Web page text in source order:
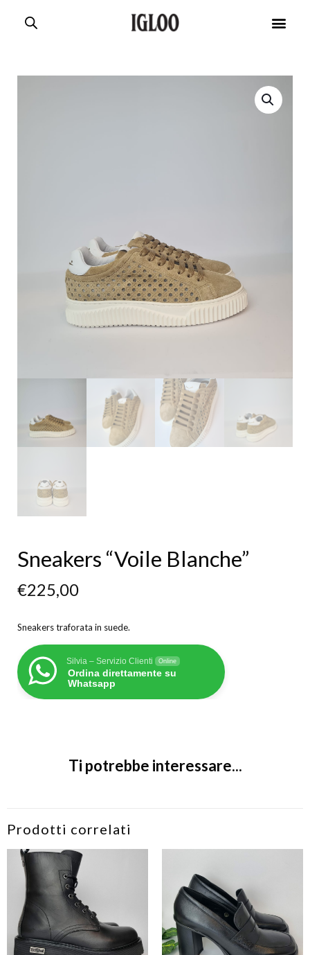
Sneakers “Voile Blanche”
€225,00
Sneakers traforata in suede.
Silvia – Servizio Clienti Online
Ordina direttamente su
Whatsapp
Ti potrebbe interessare...
Prodotti correlati